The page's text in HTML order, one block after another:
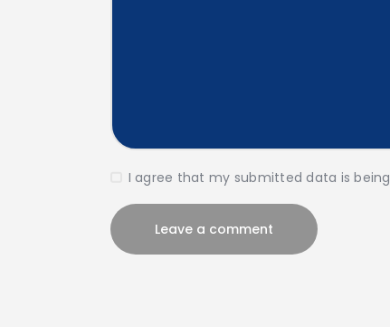
I agree that my submitted data is being